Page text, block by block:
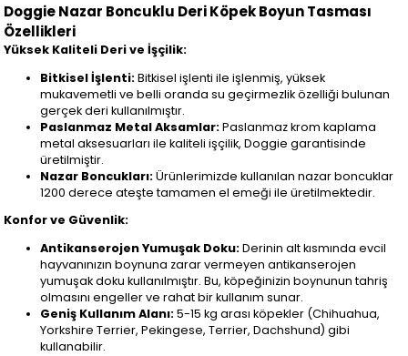
Doggie Nazar Boncuklu Deri Köpek Boyun Tasması
Özellikleri
Yüksek Kaliteli Deri ve İşçilik:
Bitkisel İşlenti:Bitkisel işlenti ile işlenmiş, yüksek
mukavemetli ve belli oranda su geçirmezlik özelliği bulunan
gerçek deri kullanılmıştır.
Paslanmaz Metal Aksamlar:Paslanmaz krom kaplama
metal aksesuarları ile kaliteli işçilik, Doggie garantisinde
üretilmiştir.
Nazar Boncukları:Ürünlerimizde kullanılan nazar boncuklar
1200 derece ateşte tamamen el emeği ile üretilmektedir.
Konfor ve Güvenlik:
Antikanserojen Yumuşak Doku:Derinin alt kısmında evcil
hayvanınızın boynuna zarar vermeyen antikanserojen
yumuşak doku kullanılmıştır. Bu, köpeğinizin boynunun tahriş
olmasını engeller ve rahat bir kullanım sunar.
Geniş Kullanım Alanı:5-15 kg arası köpekler (Chihuahua,
Yorkshire Terrier, Pekingese, Terrier, Dachshund) gibi
kullanabilir.